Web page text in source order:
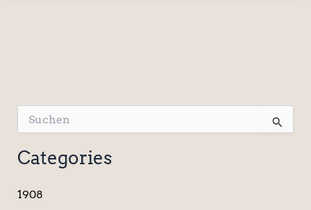
u
c
h
n
Categories
1908